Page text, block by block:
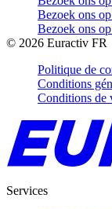
Bezoek ons
Bezoek ons
© 2026 Euractiv FR
Politique de
Conditions
Conditions de
Services